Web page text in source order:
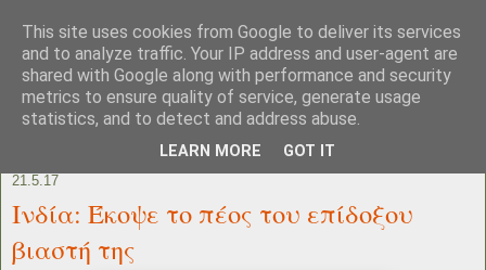
21.5.17
Ινδία: Έκοψε το πέος του επίδοξου
βιαστή της
This site uses cookies from Google to deliver its services
and to analyze traffic. Your IP address and user-agent are
shared with Google along with performance and security
metrics to ensure quality of service, generate usage
statistics, and to detect and address abuse.
LEARN MORE GOT IT